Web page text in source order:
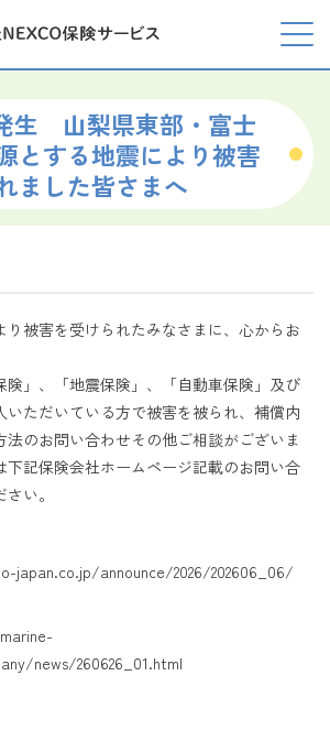
生 山梨県東部・富士
とする地震により被害
ました皆さまへ
り被害を受けられたみなさまに、心からお
険」、「地震保険」、「自動車保険」及び
いただいている方で被害を被られ、補償内
のお問い合わせその他ご相談がございま
下記保険会社ホームページ記載のお問い合
い。
japan.co.jp/announce/2026/202606_06/
news/260626_01.html